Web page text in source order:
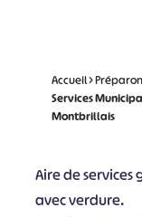
Accueil>
Services
Montbrillais
Aire de
avec verdure.